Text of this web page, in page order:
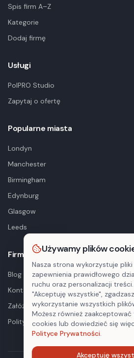
Spis firm A–Z
Kategorie
Dodaj firmę
Usługi
PolPRO Studio
Zapytaj o ofertę
Popularne miasta
Londyn
Manchester
Birmingham
Edynburg
Glasgow
Leeds
Firma
Blog
Kontakt
Załóż konto
Polityka prywatności
Używamy plików
Nasza strona wykorzystuje
zapewnienia prawidłowego
ruchu oraz personalizacji treści.
"Akceptuję wszystkie",
wykorzystanie wszystkich
Możesz również
cookies lub dowiedzieć się
Polityce Prywatności.
Akceptuję